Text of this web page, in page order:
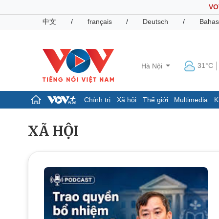
中文
/ français / Deutsch /
Hà Nội 31°C
Chính trị Xã hội Thế giới Multimedia
Đảng
Quốc hội
Giáo dục
Việc làm
Biển đảo
Pháp luật
Vụ án
Quân sự - Quốc phòng
Vũ khí
XÃ HỘI